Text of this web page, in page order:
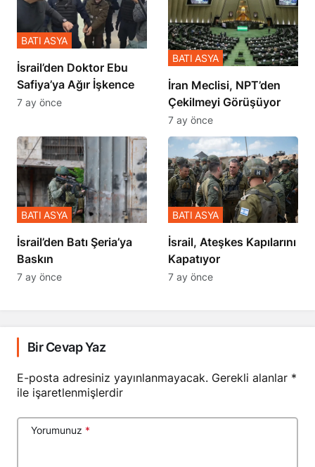
İsrail’den Doktor Ebu
Safiya’ya Ağır İşkence
BATI ASYA
7 ay önce
İran Meclisi, NPT’den
Çekilmeyi Görüşüyor
BATI ASYA
7 ay önce
​​​​​​​İsrail’den Batı Şeria’ya
Baskın
BATI ASYA
7 ay önce
İsrail, Ateşkes Kapılarını
Kapatıyor
BATI ASYA
7 ay önce
Bir Cevap Yaz
E-posta adresiniz yayınlanmayacak. Gerekli alanlar *
ile işaretlenmişlerdir
Yorumunuz *